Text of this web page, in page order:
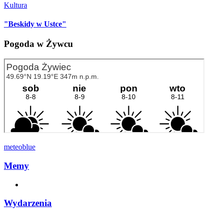
Kultura
"Beskidy w Ustce"
Pogoda w Żywcu
meteoblue
Memy
Wydarzenia